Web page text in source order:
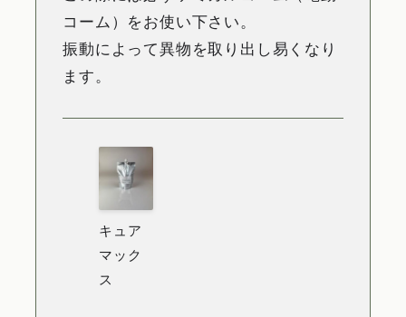
コーム）をお使い下さい。
振動によって異物を取り出し易くなり
ます。
キュア
マック
ス